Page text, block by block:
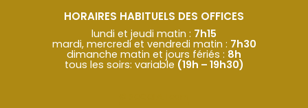
HORAIRES HABITUELS DES OFFICES
lundi et jeudi matin : 7h15
mardi, mercredi et vendredi matin : 7h30
dimanche matin et jours fériés : 8h
tous les soirs: variable (19h – 19h30)